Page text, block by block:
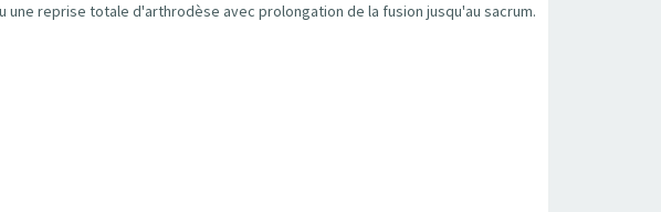
reprise totale d'arthrodèse avec prolongation de la fusion jusqu'au sacrum.